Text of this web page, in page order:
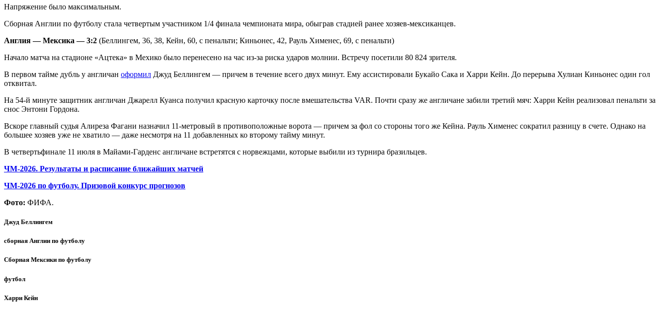
Напряжение было максимальным.
Сборная Англии по футболу стала четвертым участником 1/4 финала чемпионата мира, обыграв стадией ранее хозяев-мексиканцев.
Англия — Мексика — 3:2 (Беллингем, 36, 38, Кейн, 60, с пенальти; Киньонес, 42, Рауль Хименес, 69, с пенальти)
Начало матча на стадионе «Ацтека» в Мехико было перенесено на час из-за риска ударов молнии. Встречу посетили 80 824 зрителя.
В первом тайме дубль у англичан оформил Джуд Беллингем — причем в течение всего двух минут. Ему ассистировали Букайо Сака и Харри Кейн. До перерыва Хулиан Киньонес один гол
отквитал.
На 54-й минуте защитник англичан Джарелл Куанса получил красную карточку после вмешательства VAR. Почти сразу же англичане забили третий мяч: Харри Кейн реализовал пенальти за
снос Энтони Гордона.
Вскоре главный судья Алиреза Фагани назначил 11-метровый в противоположные ворота — причем за фол со стороны того же Кейна. Рауль Хименес сократил разницу в счете. Однако на
большее хозяев уже не хватило — даже несмотря на 11 добавленных ко второму тайму минут.
В четвертьфинале 11 июля в Майами-Гарденс англичане встретятся с норвежцами, которые выбили из турнира бразильцев.
ЧМ-2026. Результаты и расписание ближайших матчей
ЧМ-2026 по футболу. Призовой конкурс прогнозов
Фото: ФИФА.
Джуд Беллингем
сборная Англии по футболу
Сборная Мексики по футболу
футбол
Харри Кейн